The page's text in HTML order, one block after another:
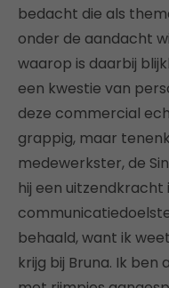
bedacht die als
onder de aandacht
waarop is daarbij
een kwestie van
deze commercial
grappig, maar
medewerkster, de
hij een uitzendkracht
behaald, want ik
krijg bij Bruna. Ik ben